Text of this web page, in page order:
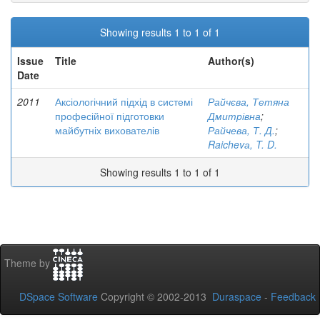
Showing results 1 to 1 of 1
Issue
Date
Title Author(s)
2011
Аксіологічний підхід в системі
професійної підготовки
майбутніх вихователів
Райчєва, Тетяна
Дмитрівна;
Райчева, Т. Д.;
Raichevа, T. D.
Showing results 1 to 1 of 1
Theme by
DSpace Software Copyright © 2002-2013 Duraspace - Feedback